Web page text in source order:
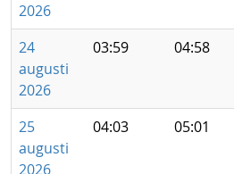
2026
24
augusti
2026
03:59 04:58
25
augusti
2026
04:03 05:01